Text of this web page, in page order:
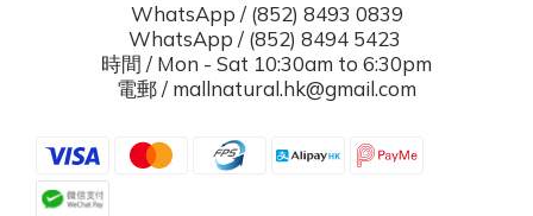
WhatsApp / (852) 8493 0839
WhatsApp / (852) 8494 5423
時間 / Mon - Sat 10:30am to 6:30pm
電郵 / mallnatural.hk@gmail.com